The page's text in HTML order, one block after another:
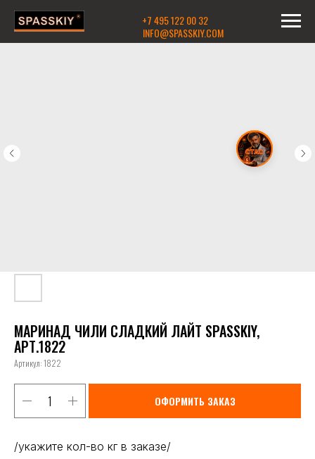
INFO@SPASSKIY.COM
+7 495 122 00 32
МАРИНАД ЧИЛИ СЛАДКИЙ ЛАЙТ SPASSKIY,
АРТ.1822
Артикул:1822
ОФОРМИТЬ ЗАКАЗ
/укажите кол-во кг в заказе/